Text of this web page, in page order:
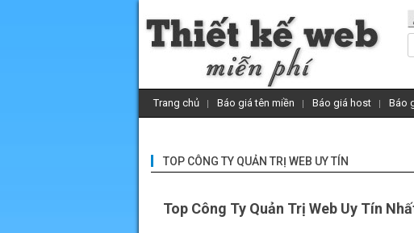
Trang chủ Báo giá tên miền Báo giá host Báo
TOP CÔNG TY QUẢN TRỊ WEB UY TÍN
Top Công Ty Quản Trị Web Uy Tín